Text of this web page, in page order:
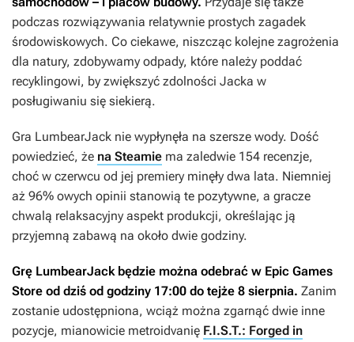
podczas rozwiązywania relatywnie prostych zagadek
środowiskowych. Co ciekawe, niszcząc kolejne zagrożenia
dla natury, zdobywamy odpady, które należy poddać
recyklingowi, by zwiększyć zdolności Jacka w
posługiwaniu się siekierą.
Gra LumbearJack nie wypłynęła na szersze wody. Dość
powiedzieć, że na Steamie ma zaledwie 154 recenzje,
choć w czerwcu od jej premiery minęły dwa lata. Niemniej
aż 96% owych opinii stanowią te pozytywne, a gracze
chwalą relaksacyjny aspekt produkcji, określając ją
przyjemną zabawą na około dwie godziny.
Grę LumbearJackbędzie można odebrać w Epic Games
Store od dziś od godziny 17:00 do tejże 8 sierpnia. Zanim
zostanie udostępniona, wciąż można zgarnąć dwie inne
pozycje, mianowicie metroidvanię F.I.S.T.: Forged in